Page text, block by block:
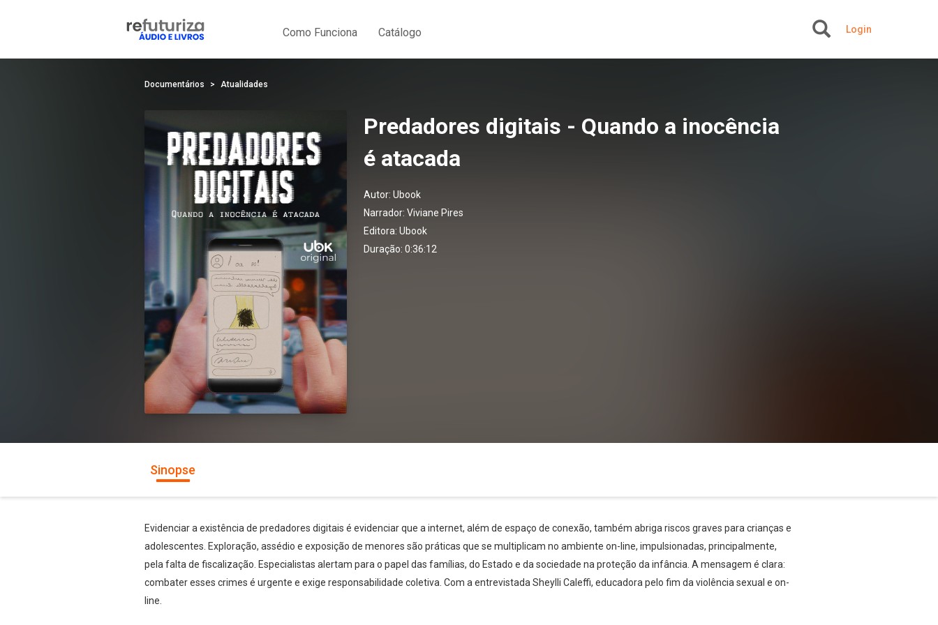
Como Funciona Catálogo Login
Documentários Atualidades
Predadores digitais - Quando a inocência
é atacada
Autor: Ubook
Narrador: Viviane Pires
Editora: Ubook
Duração: 0:36:12
Sinopse
Evidenciar a existência de predadores digitais é evidenciar que a internet, além de espaço de conexão, também abriga riscos graves para crianças e
adolescentes. Exploração, assédio e exposição de menores são práticas que se multiplicam no ambiente on-line, impulsionadas, principalmente,
pela falta de fiscalização. Especialistas alertam para o papel das famílias, do Estado e da sociedade na proteção da infância. A mensagem é clara:
combater esses crimes é urgente e exige responsabilidade coletiva. Com a entrevistada Sheylli Caleffi, educadora pelo fim da violência sexual e on-
line.